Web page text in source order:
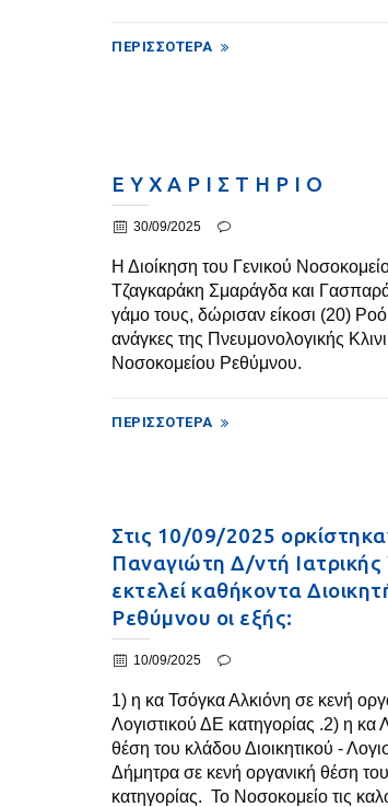
ΠΕΡΙΣΣΌΤΕΡΑ
Ε Υ Χ Α Ρ Ι Σ Τ Η Ρ Ι Ο
30/09/2025
Η Διοίκηση του Γενικού
Τζαγκαράκη Σμαράγδα και
γάμο τους, δώρισαν είκοσι (20)
ανάγκες της Πνευμονολογικής
Νοσοκομείου
ΠΕΡΙΣΣΌΤΕΡΑ
Στις 10/09/2025
Παναγιώτη Δ/ντή Ιατρικής
εκτελεί καθήκοντα
Ρεθύμνου οι εξής:
10/09/2025
1) η κα Τσόγκα Αλκιόνη σε κενή
Λογιστικού ΔΕ κατηγορίας .2) η κα
θέση του κλάδου Διοικητικού -
Δήμητρα σε κενή οργανική θέση
κατηγορίας. Το Νοσοκομείο τις